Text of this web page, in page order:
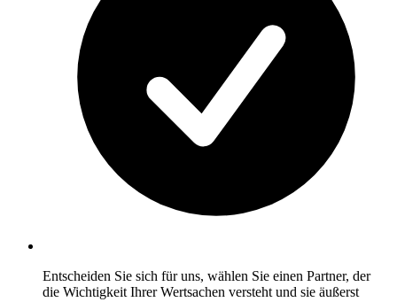
Entscheiden Sie sich für uns, wählen Sie einen Partner, der
die Wichtigkeit Ihrer Wertsachen versteht und sie äußerst